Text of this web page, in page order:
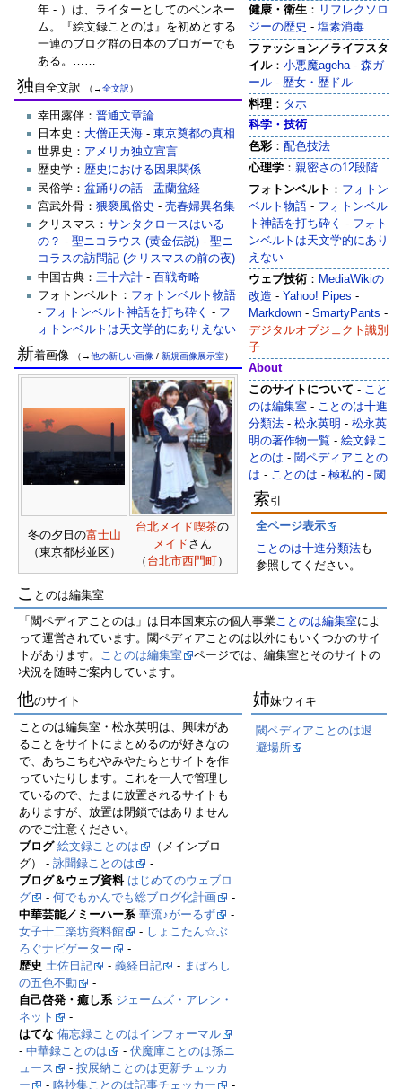
年 - ）は、ライターとしてのペンネー
ム。『絵文録ことのは』を初めとする
一連のブログ群の日本のブロガーでも
ある。……
独自全文訳 （→全文訳）
幸田露伴： 普通文章論
日本史： 大僧正天海- 東京奠都の真相
世界史： アメリカ独立宣言
歴史学： 歴史における因果関係
民俗学： 盆踊りの話- 盂蘭盆経
宮武外骨： 猥褻風俗史 - 売春婦異名集
クリスマス： サンタクロースはいる
の？ - 聖ニコラウス (黄金伝説)- 聖ニ
コラスの訪問記 (クリスマスの前の夜)
中国古典： 三十六計- 百戦奇略
フォトンベルト： フォトンベルト物語
- フォトンベルト神話を打ち砕く - フ
ォトンベルトは天文学的にありえない
新着画像 （→他の新しい画像/ 新規画像展示室）
冬の夕日の富士山
（東京都杉並区）
台北メイド喫茶の
メイドさん
（ 台北市西門町 ）
健康・衛生 ： リフレクソロ
ジーの歴史 - ‎塩素消毒
ファッション／ライフスタ
イル：小悪魔ageha-森ガ
ール -歴女・歴ドル
料理 ： タホ
科学・技術
色彩 ：配色技法
心理学 ：親密さの12段階
フォトンベルト ： フォトン
ベルト物語 - フォトンベル
ト神話を打ち砕く - フォト
ンベルトは天文学的にあり
えない
ウェブ技術 ： MediaWikiの
改造 -Yahoo! Pipes -
Markdown -SmartyPants -
‎デジタルオブジェクト識別
子
About
このサイトについて - こと
のは編集室 - ことのは十進
分類法 -松永英明 -松永英
明の著作物一覧 -絵文録こ
とのは - 閾ペディアことの
は - ことのは -極私的 - 閾
索引
全ページ表示
ことのは十進分類法も
参照してください。
こ とのは編集室
「閾ペディアことのは」は日本国東京の個人事業 ことのは編集室によ
って運営されています。閾ペディアことのは以外にもいくつかのサイ
トがあります。
ことのは編集室
ページでは、編集室とそのサイトの
状況を随時ご案内しています。
他のサイト
ことのは編集室・松永英明は、興味があ
ることをサイトにまとめるのが好きなの
で、あちこちむやみやたらとサイトを作
っていたりします。これを一人で管理し
ているので、たまに放置されるサイトも
ありますが、放置は閉鎖ではありません
のでご注意ください。
ブログ 絵文録ことのは
（メインブロ
グ） -詠聞録ことのは
-
ブログ＆ウェブ資料 はじめてのウェブロ
グ
-何でもかんでも総ブログ化計画
-
中華芸能／ミーハー系 華流♪がーるず
-
女子十二楽坊資料館
- しょこたん☆ぶ
ろぐナビゲーター
-
歴史 土佐日記 -義経日記 - まぼろし
の五色不動
-
自己啓発・癒し系 ジェームズ・アレン・
ネット
-
はてな 備忘録ことのはインフォーマル
-中華録ことのは -伏魔庫ことのは孫ニ
ュース
-按展納ことのは更新チェッカ
ー
-略抄集ことのは記事チェッカー -
姉妹ウィキ
閾ペディアことのは退
避場所